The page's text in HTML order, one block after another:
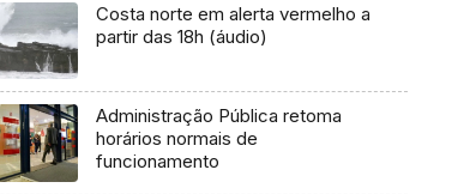
Costa norte em alerta vermelho a
partir das 18h (áudio)
Administração Pública retoma
horários normais de
funcionamento